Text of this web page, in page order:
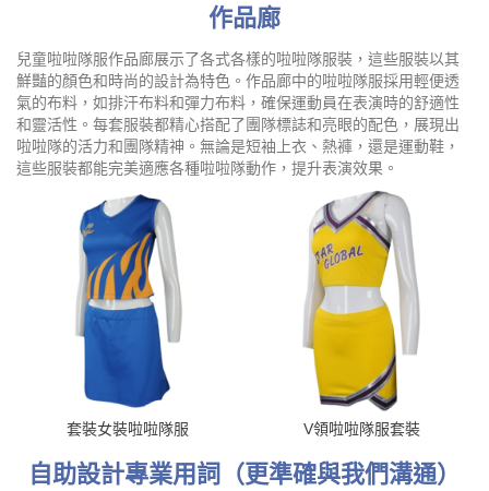
作品廊
兒童啦啦隊服作品廊展示了各式各樣的啦啦隊服裝，這些服裝以其
鮮豔的顏色和時尚的設計為特色。作品廊中的啦啦隊服採用輕便透
氣的布料，如排汗布料和彈力布料，確保運動員在表演時的舒適性
和靈活性。每套服裝都精心搭配了團隊標誌和亮眼的配色，展現出
啦啦隊的活力和團隊精神。無論是短袖上衣、熱褲，還是運動鞋，
這些服裝都能完美適應各種啦啦隊動作，提升表演效果。
套裝女裝啦啦隊服 V領啦啦隊服套裝
自助設計專業用詞（更準確與我們溝通）